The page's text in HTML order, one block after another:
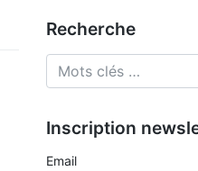
Recherche
Inscription
Email